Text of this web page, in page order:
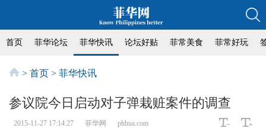
首页 菲华论坛 菲华快讯 论坛好贴 菲常美食 菲常好玩
> 首页 > 菲华快讯
参议院今日启动对子弹栽赃案件的调查
2015-11-27 17:14:27 菲华网 phhua.com